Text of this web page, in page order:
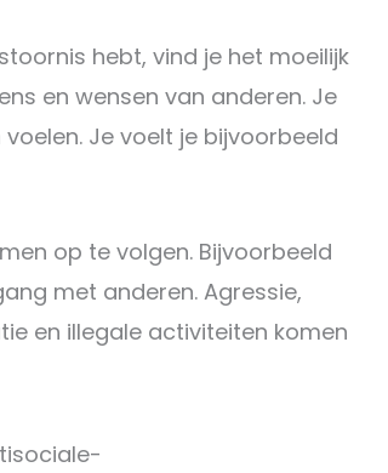
hebt, vind je het moeilijk
en wensen van anderen. Je
Je voelt je bijvoorbeeld
op te volgen. Bijvoorbeeld
met anderen. Agressie,
en illegale activiteiten komen